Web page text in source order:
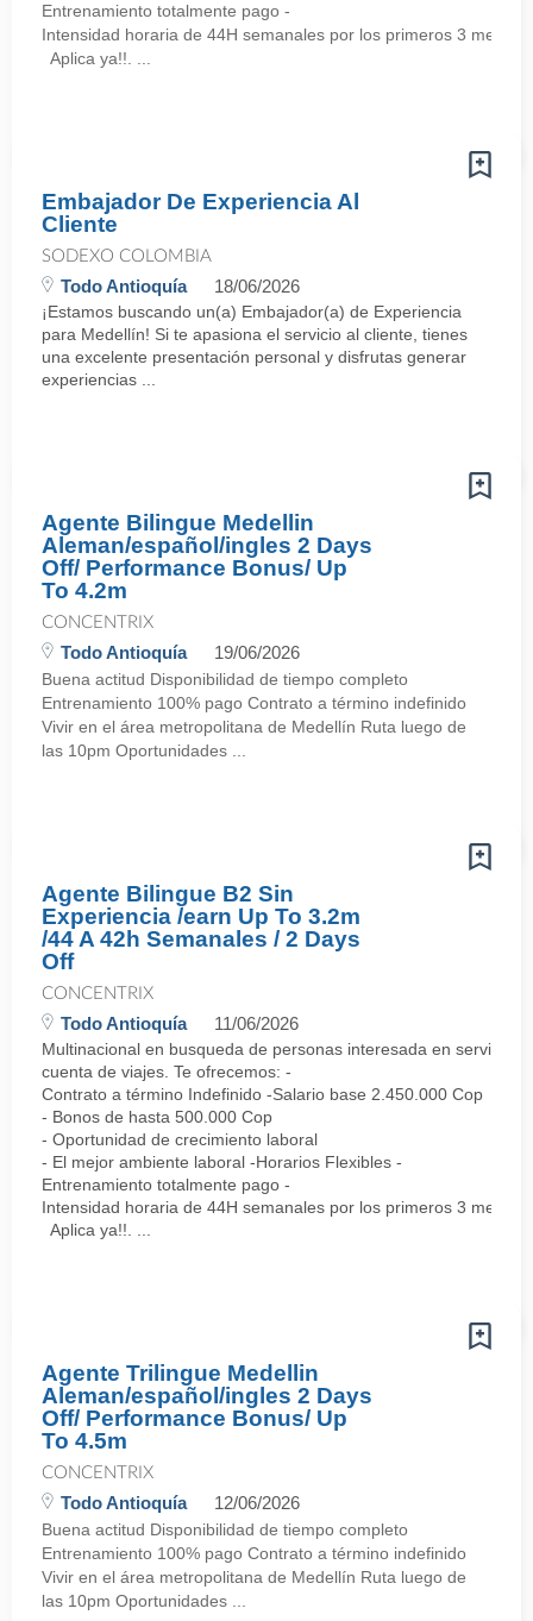
Entrenamiento totalmente pago -
Intensidad horaria de 44H semanales por los primeros 3
Aplica ya!!. ...
Embajador De Experiencia Al
Cliente
SODEXO COLOMBIA
Todo Antioquía 18/06/2026
¡Estamos buscando un(a) Embajador(a) de Experiencia
para Medellín! Si te apasiona el servicio al cliente, tienes
una excelente presentación personal y disfrutas generar
experiencias ...
Agente Bilingue Medellin
Aleman/español/ingles 2 Days
Off/ Performance Bonus/ Up
To 4.2m
CONCENTRIX
Todo Antioquía 19/06/2026
Buena actitud Disponibilidad de tiempo completo
Entrenamiento 100% pago Contrato a término indefinido
Vivir en el área metropolitana de Medellín Ruta luego de
las 10pm Oportunidades ...
Agente Bilingue B2 Sin
Experiencia /earn Up To 3.2m
/44 A 42h Semanales / 2 Days
Off
CONCENTRIX
Todo Antioquía 11/06/2026
Multinacional en busqueda de personas interesada en servicio
cuenta de viajes. Te ofrecemos: -
Contrato a término Indefinido -Salario base 2.450.000 Cop
- Bonos de hasta 500.000 Cop
- Oportunidad de crecimiento laboral
- El mejor ambiente laboral -Horarios Flexibles -
Entrenamiento totalmente pago -
Intensidad horaria de 44H semanales por los primeros 3
Aplica ya!!. ...
Agente Trilingue Medellin
Aleman/español/ingles 2 Days
Off/ Performance Bonus/ Up
To 4.5m
CONCENTRIX
Todo Antioquía 12/06/2026
Buena actitud Disponibilidad de tiempo completo
Entrenamiento 100% pago Contrato a término indefinido
Vivir en el área metropolitana de Medellín Ruta luego de
las 10pm Oportunidades ...